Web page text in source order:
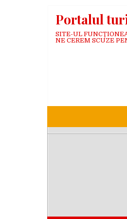
Portalul
SITE-UL
NE CEREM SCUZE